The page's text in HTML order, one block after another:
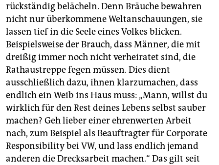
rückständig belächeln. Denn Bräuche bewahren
nicht nur überkommene Weltanschauungen, sie
lassen tief in die Seele eines Volkes blicken.
Beispielsweise der Brauch, dass Männer, die mit
dreißig immer noch nicht verheiratet sind, die
Rathaustreppe fegen müssen. Dies dient
ausschließlich dazu, ihnen klarzumachen, dass
endlich ein Weib ins Haus muss: „Mann, willst du
wirklich für den Rest deines Lebens selbst sauber
machen? Geh lieber einer ehrenwerten Arbeit
nach, zum Beispiel als Beauftragter für Corporate
Responsibility bei VW, und lass endlich jemand
anderen die Drecksarbeit machen.“ Das gilt seit